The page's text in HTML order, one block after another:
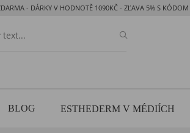
- DÁRKY V HODNOTĚ 1090KČ - ZĽAVA 5% S KÓDOM
BLOG ESTHEDERM V MÉDIÍCH